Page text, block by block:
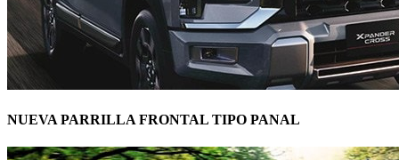
NUEVA PARRILLA FRONTAL TIPO PANAL